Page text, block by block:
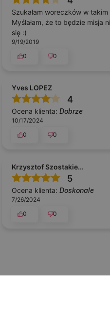
Szukałam woreczków w
Myślałam, że to będzie misja
się :)
9/19/2019
0
0
Yves LOPEZ
4
Ocena klienta: Dobrze
10/17/2024
0
0
Krzysztof Szostakie...
5
Ocena klienta: Doskonale
7/26/2024
0
0